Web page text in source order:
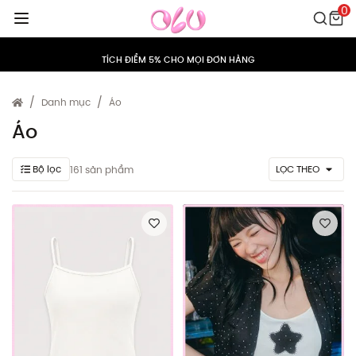
0
HỖ TRỢ ĐỔI/TRẢ TRONG VÒNG 15 NGÀY
TÍCH ĐIỂM 5% CHO MỌI ĐƠN HÀNG
Danh mục Áo
Áo
Bộ lọc 161 sản phẩm LỌC THEO